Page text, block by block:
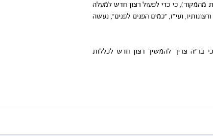
כי כדי לפעול רצון חדש למעלה
ועי"ז, "כמים הפנים לפנים", נעשה
בר"ה צריך להמשיך רצון חדש לכללות